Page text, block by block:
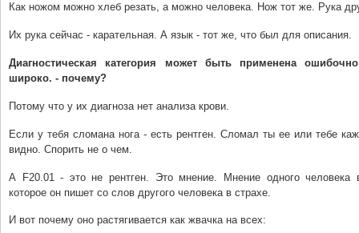
Как ножом можно хлеб резать, а можно человека. Нож тот же. Рука
Их рука сейчас - карательная. А язык - тот же, что был для описания.
Диагностическая категория может быть применена
широко. - почему?
Потому что у их диагноза нет анализа крови.
Если у тебя сломана нога - есть рентген. Сломал ты ее или тебе
видно. Спорить не о чем.
А F20.01 - это не рентген. Это мнение. Мнение одного человека
которое он пишет со слов другого человека в страхе.
И вот почему оно растягивается как жвачка на всех: